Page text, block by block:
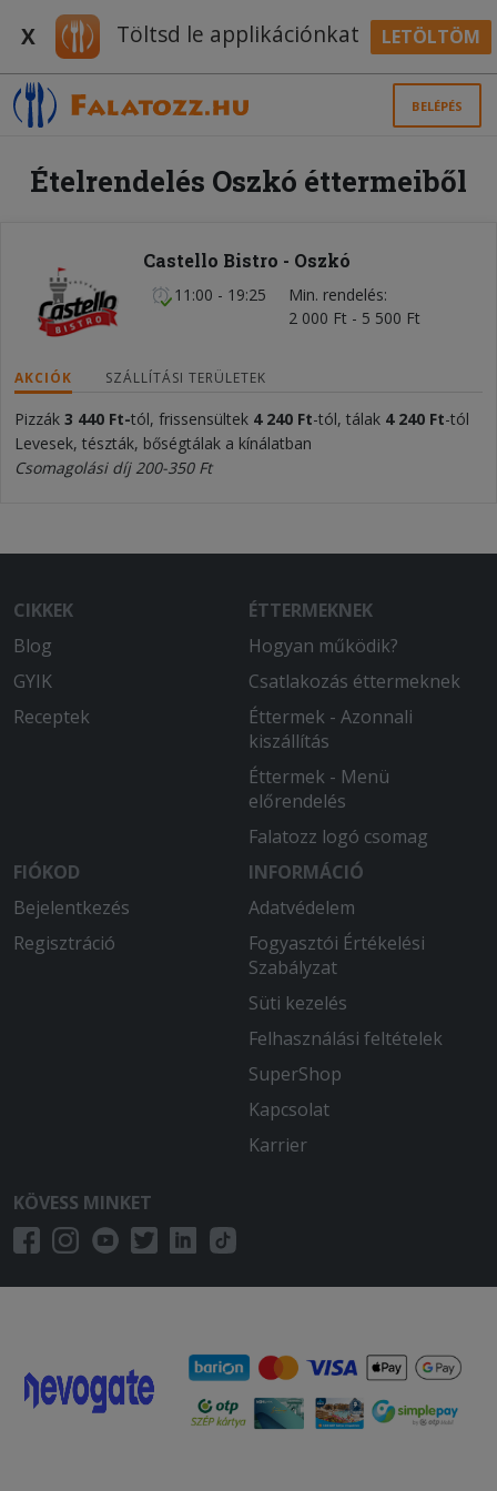
X Töltsd le applikációnkat LETÖLTÖM
BELÉPÉS
Ételrendelés Oszkó éttermeiből
Castello Bistro - Oszkó
11:00 - 19:25
Min. rendelés
2 000 Ft - 5 500 Ft
AKCIÓK SZÁLLÍTÁSI TERÜLETEK
Pizzák 3 440 Ft-tól, frissensültek 4 240 Ft-tól, tálak 4 240 Ft-tól
Levesek, tészták, bőségtálak a kínálatban
Csomagolási díj 200-350 Ft
CIKKEK
Blog
GYIK
Receptek
ÉTTERMEKNEK
Hogyan működik?
Csatlakozás éttermeknek
Éttermek - Azonnali
kiszállítás
Éttermek - Menü
előrendelés
Falatozz logó csomag
FIÓKOD
Bejelentkezés
Regisztráció
INFORMÁCIÓ
Adatvédelem
Fogyasztói Értékelési
Szabályzat
Süti kezelés
Felhasználási feltételek
SuperShop
Kapcsolat
Karrier
KÖVESS MINKET